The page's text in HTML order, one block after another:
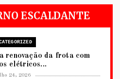
ESCALDANTE
renovação da frota com
elétricos...
24, 2026